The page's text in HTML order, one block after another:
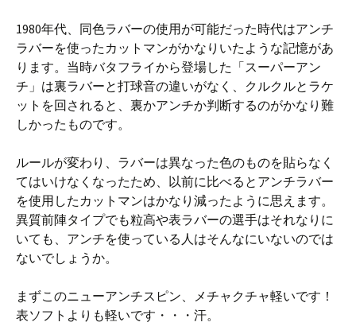
1980年代、同色ラバーの使用が可能だった時代はアンチ
ラバーを使ったカットマンがかなりいたような記憶があ
ります。当時バタフライから登場した「スーパーアン
チ」は裏ラバーと打球音の違いがなく、クルクルとラケ
ットを回されると、裏かアンチか判断するのがかなり難
しかったものです。
ルールが変わり、ラバーは異なった色のものを貼らなく
てはいけなくなったため、以前に比べるとアンチラバー
を使用したカットマンはかなり減ったように思えます。
異質前陣タイプでも粒高や表ラバーの選手はそれなりに
いても、アンチを使っている人はそんなにいないのでは
ないでしょうか。
まずこのニューアンチスピン、メチャクチャ軽いです！
表ソフトよりも軽いです・・・汗。